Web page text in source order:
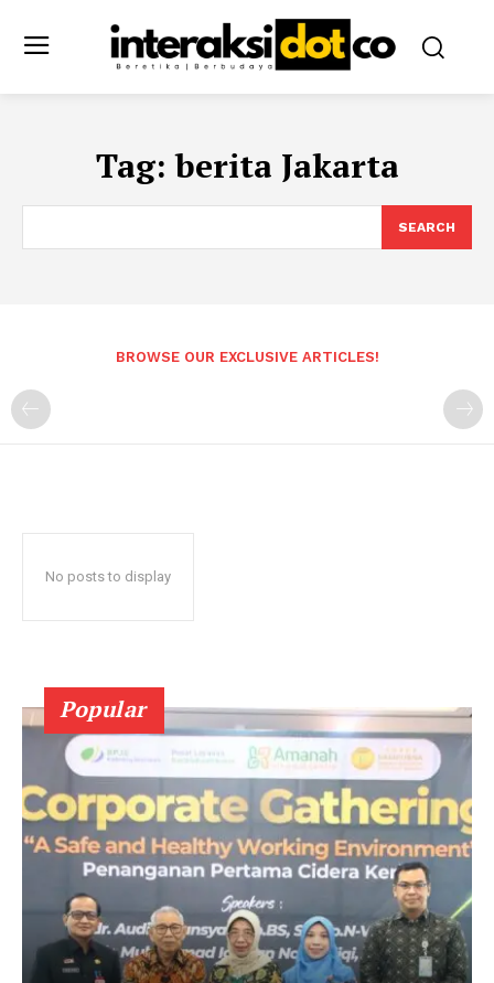
Tag:berita Jakarta
SEARCH
BROWSE OUR EXCLUSIVE ARTICLES!
No posts to display
Popular